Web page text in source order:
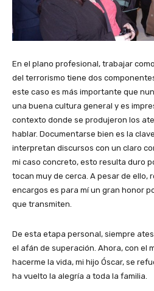
En el plano profesional, trabajar
del terrorismo tiene dos
este caso es más importante que
una buena cultura general y es
contexto donde se produjeron los
hablar. Documentarse bien es la
interpretan discursos con un claro
mi caso concreto, esto resulta duro
tocan muy de cerca. A pesar de ello,
encargos es para mí un gran honor
que transmiten.
De esta etapa personal, siempre
el afán de superación. Ahora, con el
hacerme la vida, mi hijo Óscar, se
ha vuelto la alegría a toda la familia.